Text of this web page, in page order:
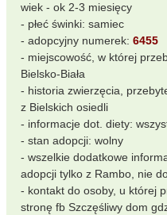
wiek - ok 2-3 miesięcy
- płeć świnki: samiec
- adopcyjny numerek: 6455
- miejscowość, w której
Bielsko-Biała
- historia zwierzęcia,
z Bielskich osiedli
- informacje dot. diety:
- stan adopcji: wolny
- wszelkie dodatkowe
adopcji tylko z Rambo, nie
- kontakt do osoby, u której
stronę fb Szczęśliwy dom